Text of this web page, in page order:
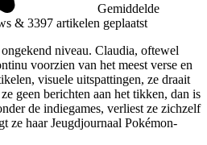
Gemiddelde
& 3397 artikelen geplaatst
niveau. Claudia, oftewel
voorzien van het meest verse en
visuele uitspattingen, ze draait
geen berichten aan het tikken, dan is
de indiegames, verliest ze zichzelf
ze haar Jeugdjournaal Pokémon-